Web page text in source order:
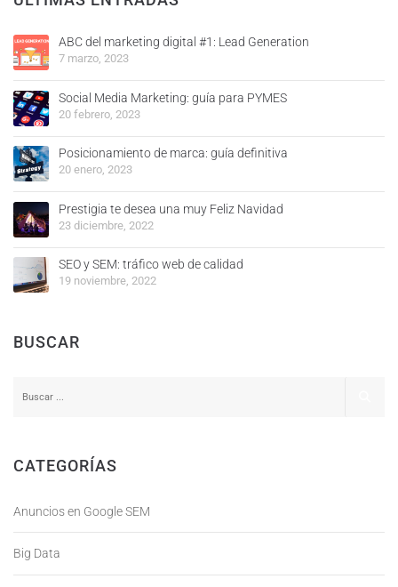
ABC del marketing digital #1: Lead Generation
7 marzo, 2023
Social Media Marketing: guía para PYMES
20 febrero, 2023
Posicionamiento de marca: guía definitiva
20 enero, 2023
Prestigia te desea una muy Feliz Navidad
23 diciembre, 2022
SEO y SEM: tráfico web de calidad
19 noviembre, 2022
BUSCAR
CATEGORÍAS
Anuncios en Google SEM
Big Data